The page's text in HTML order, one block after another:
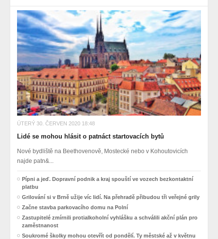
ÚTERÝ 30. ČERVEN 2020 18:48
Lidé se mohou hlásit o patnáct startovacích bytů
Nové bydliště na Beethovenově, Mostecké nebo v Kohoutovicích
najde patn&...
Pípni a jeď. Dopravní podnik a kraj spouští ve vozech bezkontaktní
platbu
Grilování si v Brně užije víc lidí. Na přehradě přibudou tři veřejné grily
Začne stavba parkovacího domu na Polní
Zastupitelé zmírnili protialkoholní vyhlášku a schválili akční plán pro
zaměstnanost
Soukromé školky mohou otevřít od pondělí. Ty městské až v květnu